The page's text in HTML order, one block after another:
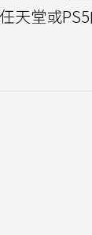
天堂或